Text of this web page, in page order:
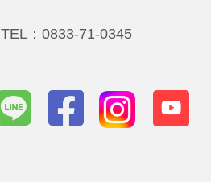
TEL：0833-71-0345